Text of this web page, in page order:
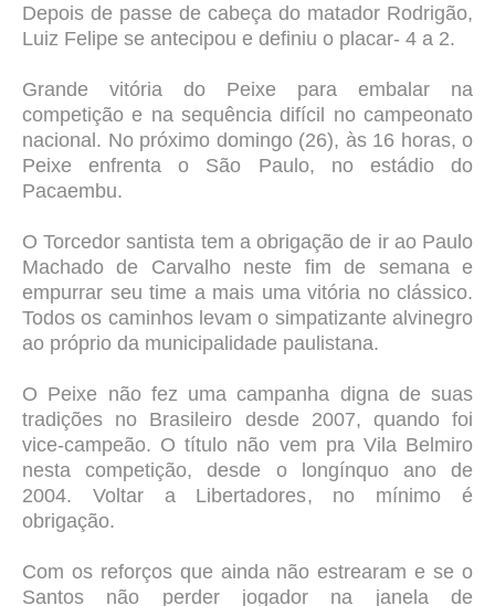
Depois de passe de cabeça do matador Rodrigão,
Luiz Felipe se antecipou e definiu o placar- 4 a 2.
Grande vitória do Peixe para embalar na
competição e na sequência difícil no campeonato
nacional. No próximo domingo (26), às 16 horas, o
Peixe enfrenta o São Paulo, no estádio do
Pacaembu.
O Torcedor santista tem a obrigação de ir ao Paulo
Machado de Carvalho neste fim de semana e
empurrar seu time a mais uma vitória no clássico.
Todos os caminhos levam o simpatizante alvinegro
ao próprio da municipalidade paulistana.
O Peixe não fez uma campanha digna de suas
tradições no Brasileiro desde 2007, quando foi
vice-campeão. O título não vem pra Vila Belmiro
nesta competição, desde o longínquo ano de
2004. Voltar a Libertadores, no mínimo é
obrigação.
Com os reforços que ainda não estrearam e se o
Santos não perder jogador na janela de